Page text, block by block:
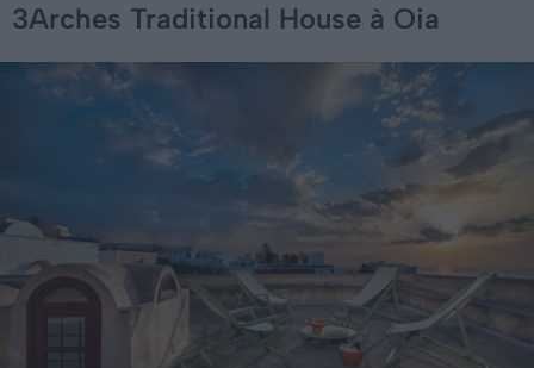
3Arches Traditional House à Oia